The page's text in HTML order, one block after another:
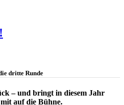
dritte Runde
– und bringt in diesem Jahr
auf die Bühne.